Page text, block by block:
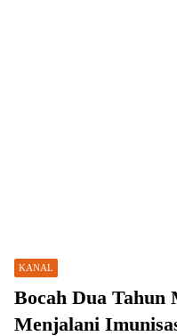
KANAL
Bocah Dua Tahun
Menjalani